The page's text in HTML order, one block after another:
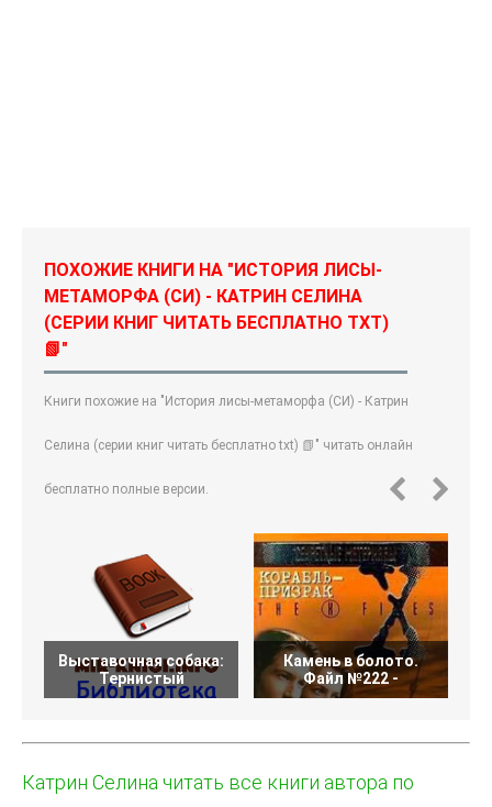
ПОХОЖИЕ КНИГИ НА "ИСТОРИЯ ЛИСЫ-
МЕТАМОРФА (СИ) - КАТРИН СЕЛИНА
(СЕРИИ КНИГ ЧИТАТЬ БЕСПЛАТНО TXT)
📗"
Книги похожие на "История лисы-метаморфа (СИ) - Катрин
Селина (серии книг читать бесплатно txt) 📗" читать онлайн
бесплатно полные версии.
Выставочная собака:
Тернистый
Камень в болото.
Файл №222 -
Катрин Селина читать все книги автора по